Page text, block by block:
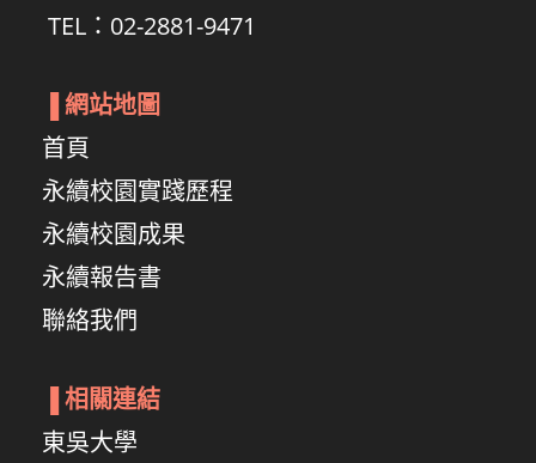
TEL：02-2881-9471
網站地圖
首頁
永續校園實踐歷程
永續校園成果
永續報告書
聯絡我們
相關連結
東吳大學